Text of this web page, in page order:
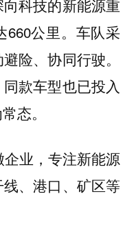
科技的新能源重
660公里。车队采
险、协同行驶。
款车型也已投入
态。
业，专注新能源
、港口、矿区等